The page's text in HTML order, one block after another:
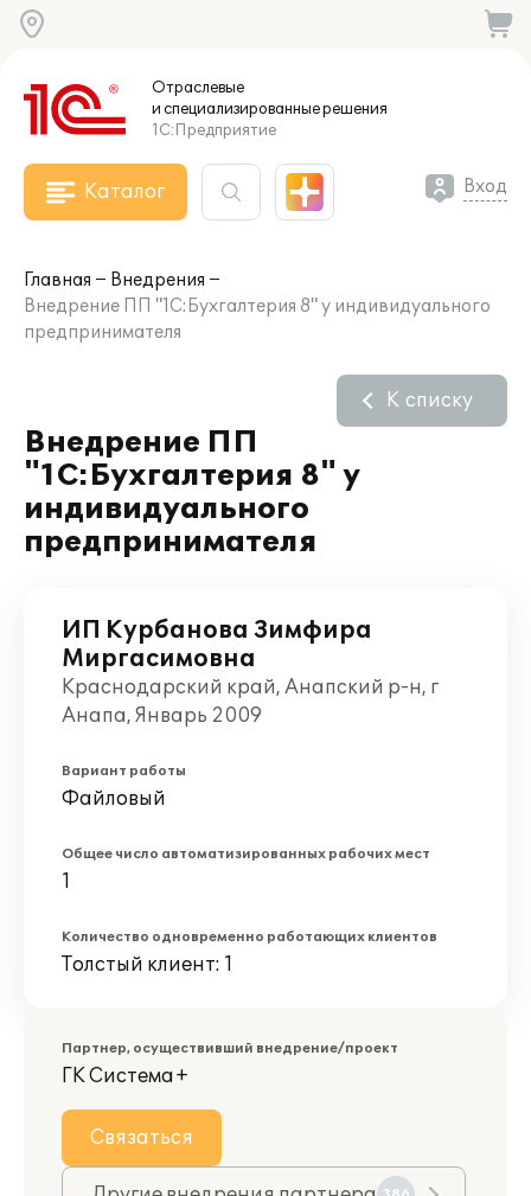
Отраслевые
и специализированныерешения
1С:Предприятие
Каталог Вход
Главная
Внедрения
Внедрение ПП "1С:Бухгалтерия 8" у индивидуального
предпринимателя
Внедрение ПП
"1С:Бухгалтерия 8" у
индивидуального
предпринимателя
К списку
ИП Курбанова Зимфира
Миргасимовна
Краснодарский край, Анапский р-н, г
Анапа, Январь 2009
Вариант работы
Файловый
Общее число автоматизированных рабочих мест
1
Количество одновременно работающих клиентов
Толстый клиент: 1
Партнер, осуществивший внедрение/проект
ГК Система+
Связаться